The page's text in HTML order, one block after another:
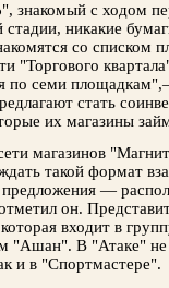
знакомый с ходом
стадии, никакие
со списком
"Торгового
по семи
стать
их магазины
магазинов
такой формат
предложения —
он.
входит в
"Ашан". В "Атаке" не
и в "Спортмастере".